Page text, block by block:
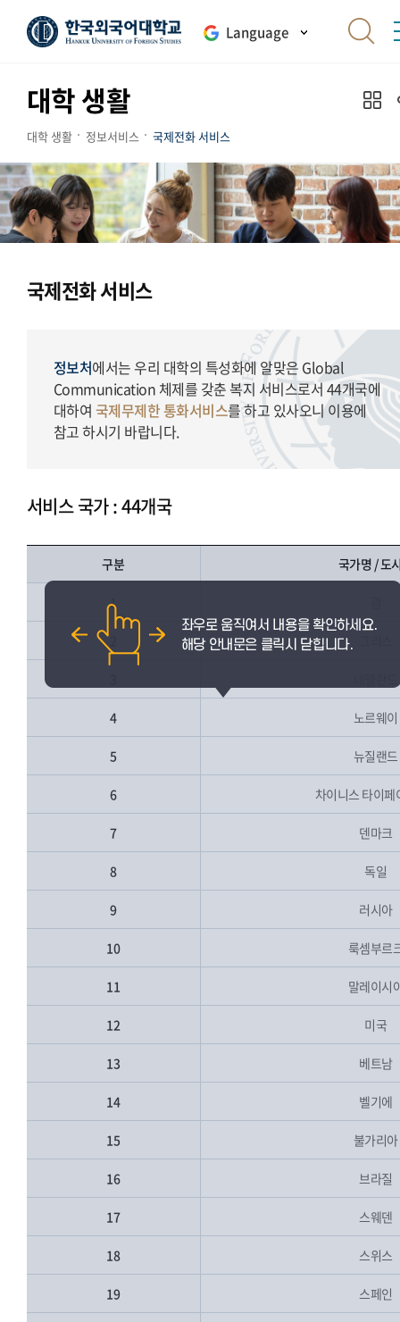
Language
대학 생활
대학 생활 정보서비스 국제전화 서비스
국제전화 서비스
정보처에서는 우리 대학의 특성화에 알맞은 Global
Communication 체제를 갖춘 복지 서비스로서 44개국에
대하여 국제무제한 통화서비스를 하고 있사오니 이용에
참고 하시기 바랍니다.
서비스 국가 : 44개국
구분 국가명 / 도
1
4 노르웨이
5 뉴질랜드
6 차이니스 타이
7 덴마크
8 독일
9 러시아
10 룩셈부르
11 말레이시
12 미국
13 베트남
14 벨기에
15 불가리아
16 브라질
17 스웨덴
18 스위스
19 스페인